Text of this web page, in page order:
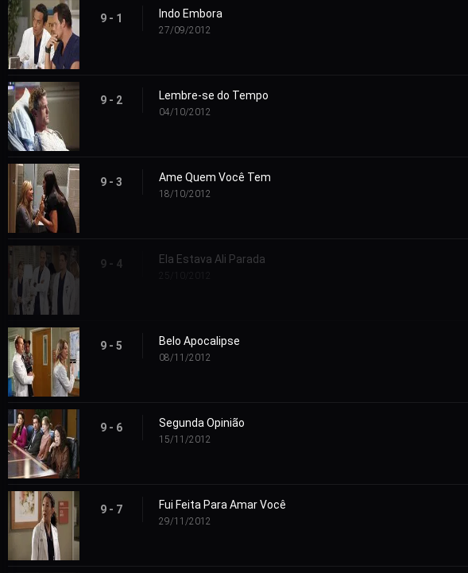
9 - 1 Indo Embora
27/09/2012
9 - 2 Lembre-se do Tempo
04/10/2012
9 - 3 Ame Quem Você Tem
18/10/2012
9 - 4 Ela Estava Ali Parada
9 - 5 Belo Apocalipse
08/11/2012
9 - 6 Segunda Opinião
15/11/2012
9 - 7 Fui Feita Para Amar Você
29/11/2012